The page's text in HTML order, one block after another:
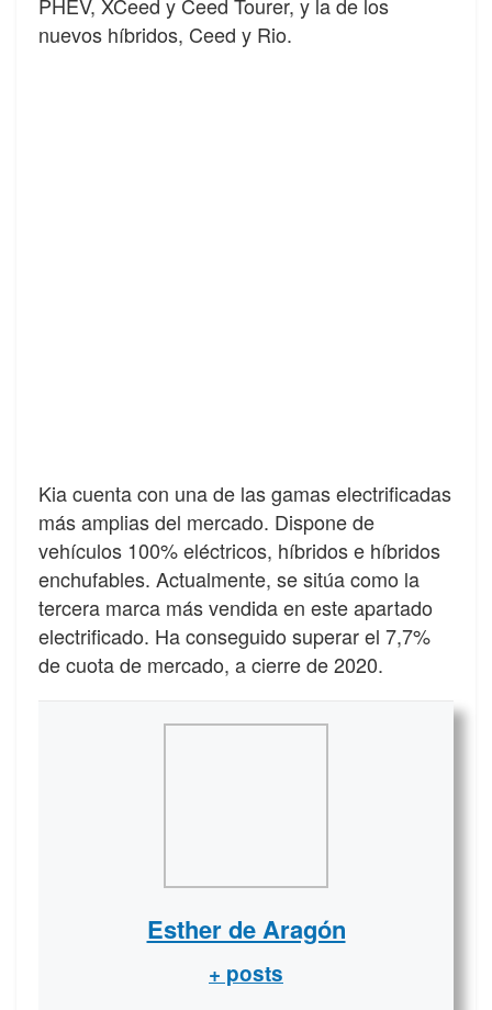
nuevos híbridos, Ceed y Rio.
Kia cuenta con una de las gamas electrificadas
más amplias del mercado. Dispone de
vehículos 100% eléctricos, híbridos e híbridos
enchufables. Actualmente, se sitúa como la
tercera marca más vendida en este apartado
electrificado. Ha conseguido superar el 7,7%
de cuota de mercado, a cierre de 2020.
Esther de Aragón
+ posts